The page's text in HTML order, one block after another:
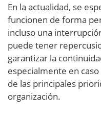
En la actualidad, se
funcionen de forma
incluso una
puede tener
garantizar la
especialmente en
de las principales
organización.